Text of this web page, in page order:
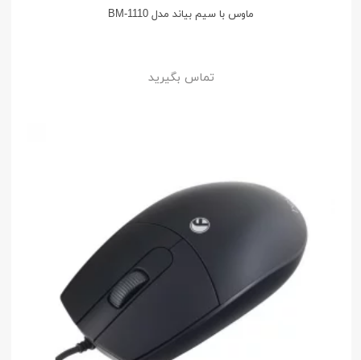
ماوس با سیم بیاند مدل BM-1110
تماس بگیرید